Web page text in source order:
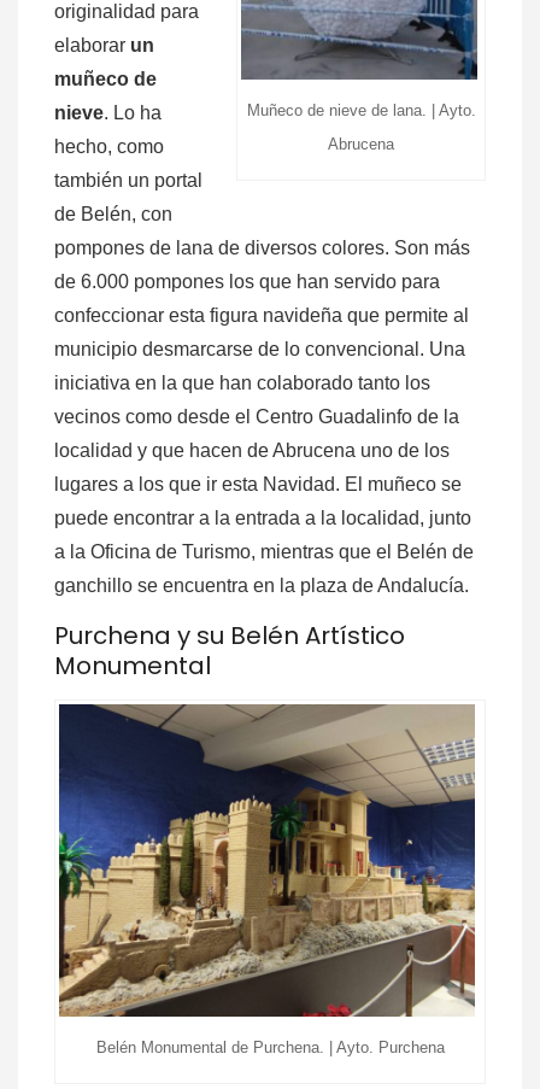
Muñeco de nieve de lana. | Ayto.
Abrucena
originalidad para
elaborar un
muñeco de
nieve. Lo ha
hecho, como
también un portal
de Belén, con
pompones de lana de diversos colores. Son más
de 6.000 pompones los que han servido para
confeccionar esta figura navideña que permite al
municipio desmarcarse de lo convencional. Una
iniciativa en la que han colaborado tanto los
vecinos como desde el Centro Guadalinfo de la
localidad y que hacen de Abrucena uno de los
lugares a los que ir esta Navidad. El muñeco se
puede encontrar a la entrada a la localidad, junto
a la Oficina de Turismo, mientras que el Belén de
ganchillo se encuentra en la plaza de Andalucía.
Purchena y su Belén Artístico
Monumental
Belén Monumental de Purchena. | Ayto. Purchena